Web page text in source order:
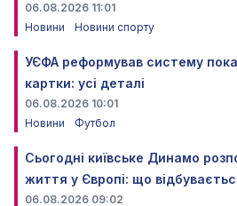
06.08.2026 11:01
Новини
Новини спорту
УЄФА реформував систему
картки: усі деталі
06.08.2026 10:01
Новини
Футбол
Сьогодні київське Динамо
життя у Європі: що
06.08.2026 09:02